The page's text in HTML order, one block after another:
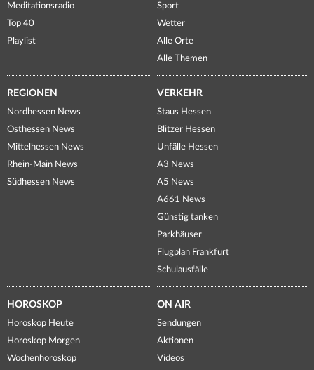
Meditationsradio
Top 40
Playlist
Sport
Wetter
Alle Orte
Alle Themen
REGIONEN
Nordhessen News
Osthessen News
Mittelhessen News
Rhein-Main News
Südhessen News
VERKEHR
Staus Hessen
Blitzer Hessen
Unfälle Hessen
A3 News
A5 News
A661 News
Günstig tanken
Parkhäuser
Flugplan Frankfurt
Schulausfälle
HOROSKOP
Horoskop Heute
Horoskop Morgen
Wochenhoroskop
ON AIR
Sendungen
Aktionen
Videos